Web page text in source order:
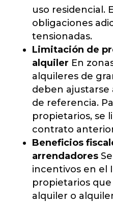
uso residencial.
obligaciones
tensionadas.
Limitación de
alquiler En
alquileres de
deben ajustarse
de referencia.
propietarios, se
contrato
Beneficios
arrendadores
incentivos en el
propietarios
alquiler o